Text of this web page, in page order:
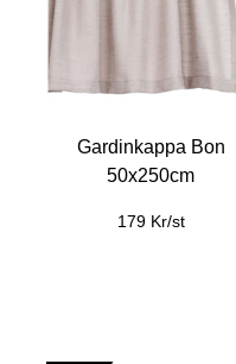
Gardinkappa Bon
50x250cm
179 Kr/st